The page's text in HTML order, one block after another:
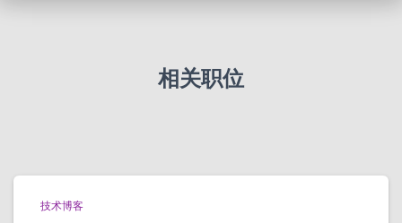
相关职位
技术博客